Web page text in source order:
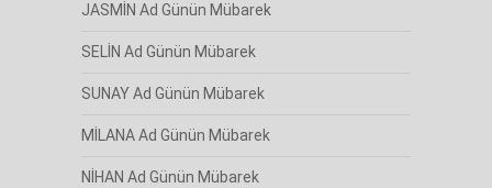
JASMİN Ad Günün Mübarek
SELİN Ad Günün Mübarek
SUNAY Ad Günün Mübarek
MİLANA Ad Günün Mübarek
NİHAN Ad Günün Mübarek